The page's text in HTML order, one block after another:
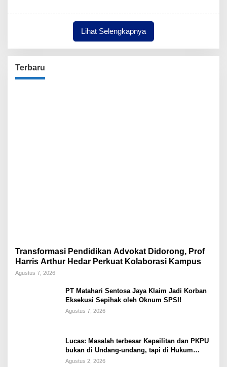
Lihat Selengkapnya
Terbaru
Transformasi Pendidikan Advokat Didorong, Prof
Harris Arthur Hedar Perkuat Kolaborasi Kampus
Agustus 7, 2026
PT Matahari Sentosa Jaya Klaim Jadi Korban
Eksekusi Sepihak oleh Oknum SPSI!
Agustus 7, 2026
Lucas: Masalah terbesar Kepailitan dan PKPU
bukan di Undang-undang, tapi di Hukum
Acara!!!
Agustus 2, 2026